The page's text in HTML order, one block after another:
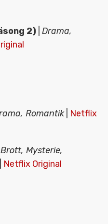
2) Drama,
Romantik| Netflix
Brott, Mysterie,
Netflix Original